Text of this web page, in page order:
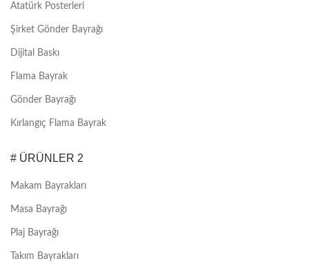
Atatürk Posterleri
Şirket Gönder Bayrağı
Dijital Baskı
Flama Bayrak
Gönder Bayrağı
Kırlangıç Flama Bayrak
# ÜRÜNLER 2
Makam Bayrakları
Masa Bayrağı
Plaj Bayrağı
Takım Bayrakları